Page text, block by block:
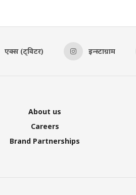
एक्स (ट्विटर) इन्स्टाग्राम
About us
Careers
Brand Partnerships